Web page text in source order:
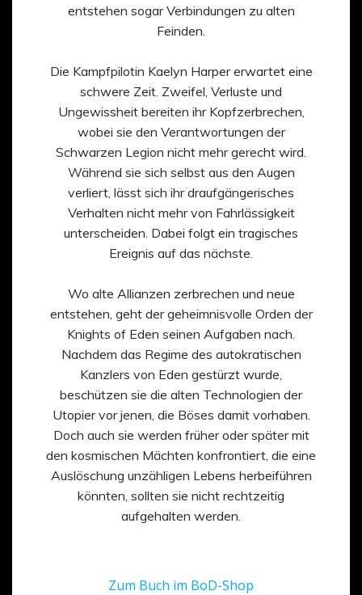
entstehen sogar Verbindungen zu alten
Feinden.
Die Kampfpilotin Kaelyn Harper erwartet eine
schwere Zeit. Zweifel, Verluste und
Ungewissheit bereiten ihr Kopfzerbrechen,
wobei sie den Verantwortungen der
Schwarzen Legion nicht mehr gerecht wird.
Während sie sich selbst aus den Augen
verliert, lässt sich ihr draufgängerisches
Verhalten nicht mehr von Fahrlässigkeit
unterscheiden. Dabei folgt ein tragisches
Ereignis auf das nächste.
Wo alte Allianzen zerbrechen und neue
entstehen, geht der geheimnisvolle Orden der
Knights of Eden seinen Aufgaben nach.
Nachdem das Regime des autokratischen
Kanzlers von Eden gestürzt wurde,
beschützen sie die alten Technologien der
Utopier vor jenen, die Böses damit vorhaben.
Doch auch sie werden früher oder später mit
den kosmischen Mächten konfrontiert, die eine
Auslöschung unzähligen Lebens herbeiführen
könnten, sollten sie nicht rechtzeitig
aufgehalten werden.
Zum Buch im BoD-Shop